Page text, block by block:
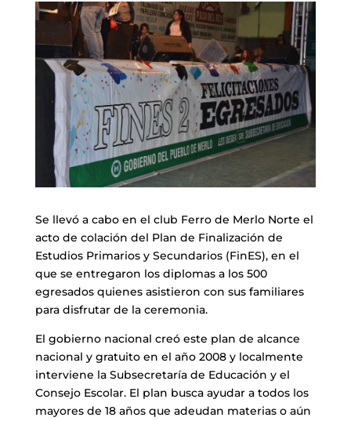
Se llevó a cabo en el club Ferro de Merlo Norte el
acto de colación del Plan de Finalización de
Estudios Primarios y Secundarios (FinES), en el
que se entregaron los diplomas a los 500
egresados quienes asistieron con sus familiares
para disfrutar de la ceremonia.
El gobierno nacional creó este plan de alcance
nacional y gratuito en el año 2008 y localmente
interviene la Subsecretaría de Educación y el
Consejo Escolar. El plan busca ayudar a todos los
mayores de 18 años que adeudan materias o aún